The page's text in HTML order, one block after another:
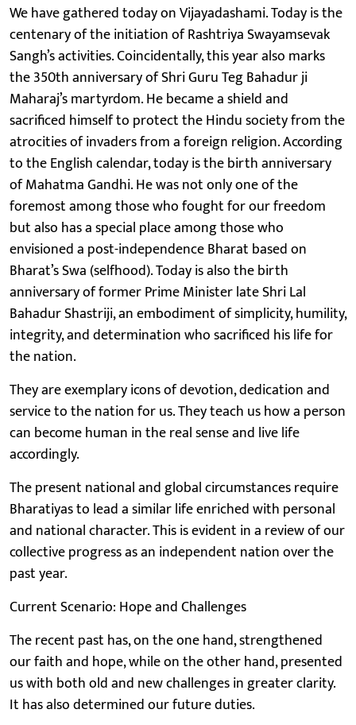
We have gathered today on Vijayadashami. Today is the
centenary of the initiation of Rashtriya Swayamsevak
Sangh’s activities. Coincidentally, this year also marks
the 350th anniversary of Shri Guru Teg Bahadur ji
Maharaj’s martyrdom. He became a shield and
sacrificed himself to protect the Hindu society from the
atrocities of invaders from a foreign religion. According
to the English calendar, today is the birth anniversary
of Mahatma Gandhi. He was not only one of the
foremost among those who fought for our freedom
but also has a special place among those who
envisioned a post-independence Bharat based on
Bharat’s Swa (selfhood). Today is also the birth
anniversary of former Prime Minister late Shri Lal
Bahadur Shastriji, an embodiment of simplicity, humility,
integrity, and determination who sacrificed his life for
the nation.
They are exemplary icons of devotion, dedication and
service to the nation for us. They teach us how a person
can become human in the real sense and live life
accordingly.
The present national and global circumstances require
Bharatiyas to lead a similar life enriched with personal
and national character. This is evident in a review of our
collective progress as an independent nation over the
past year.
Current Scenario: Hope and Challenges
The recent past has, on the one hand, strengthened
our faith and hope, while on the other hand, presented
us with both old and new challenges in greater clarity.
It has also determined our future duties.